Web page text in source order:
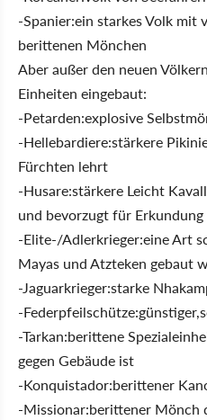
-Spanier:ein starkes Volk mit
berittenen Mönchen
Aber außer den neuen
Einheiten eingebaut:
-Petarden:explosive
-Hellebardiere:stärkere
Fürchten lehrt
-Husare:stärkere Leicht
und bevorzugt für
-Elite-/Adlerkrieger:eine Art
Mayas und Atzteken gebaut
-Jaguarkrieger:starke
-
-Tarkan:berittene
gegen Gebäude ist
-Konquistador:berittener
-Missionar:berittener Mönch